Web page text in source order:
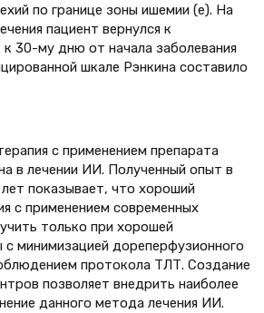
по границе зоны ишемии (е). На
пациент вернулся к
30-му дню от начала заболевания
шкале Рэнкина составило
с применением препарата
в лечении ИИ. Полученный опыт в
лет показывает, что хороший
с применением современных
только при хорошей
с минимизацией дореперфузионного
протокола ТЛТ. Создание
позволяет внедрить наиболее
данного метода лечения ИИ.